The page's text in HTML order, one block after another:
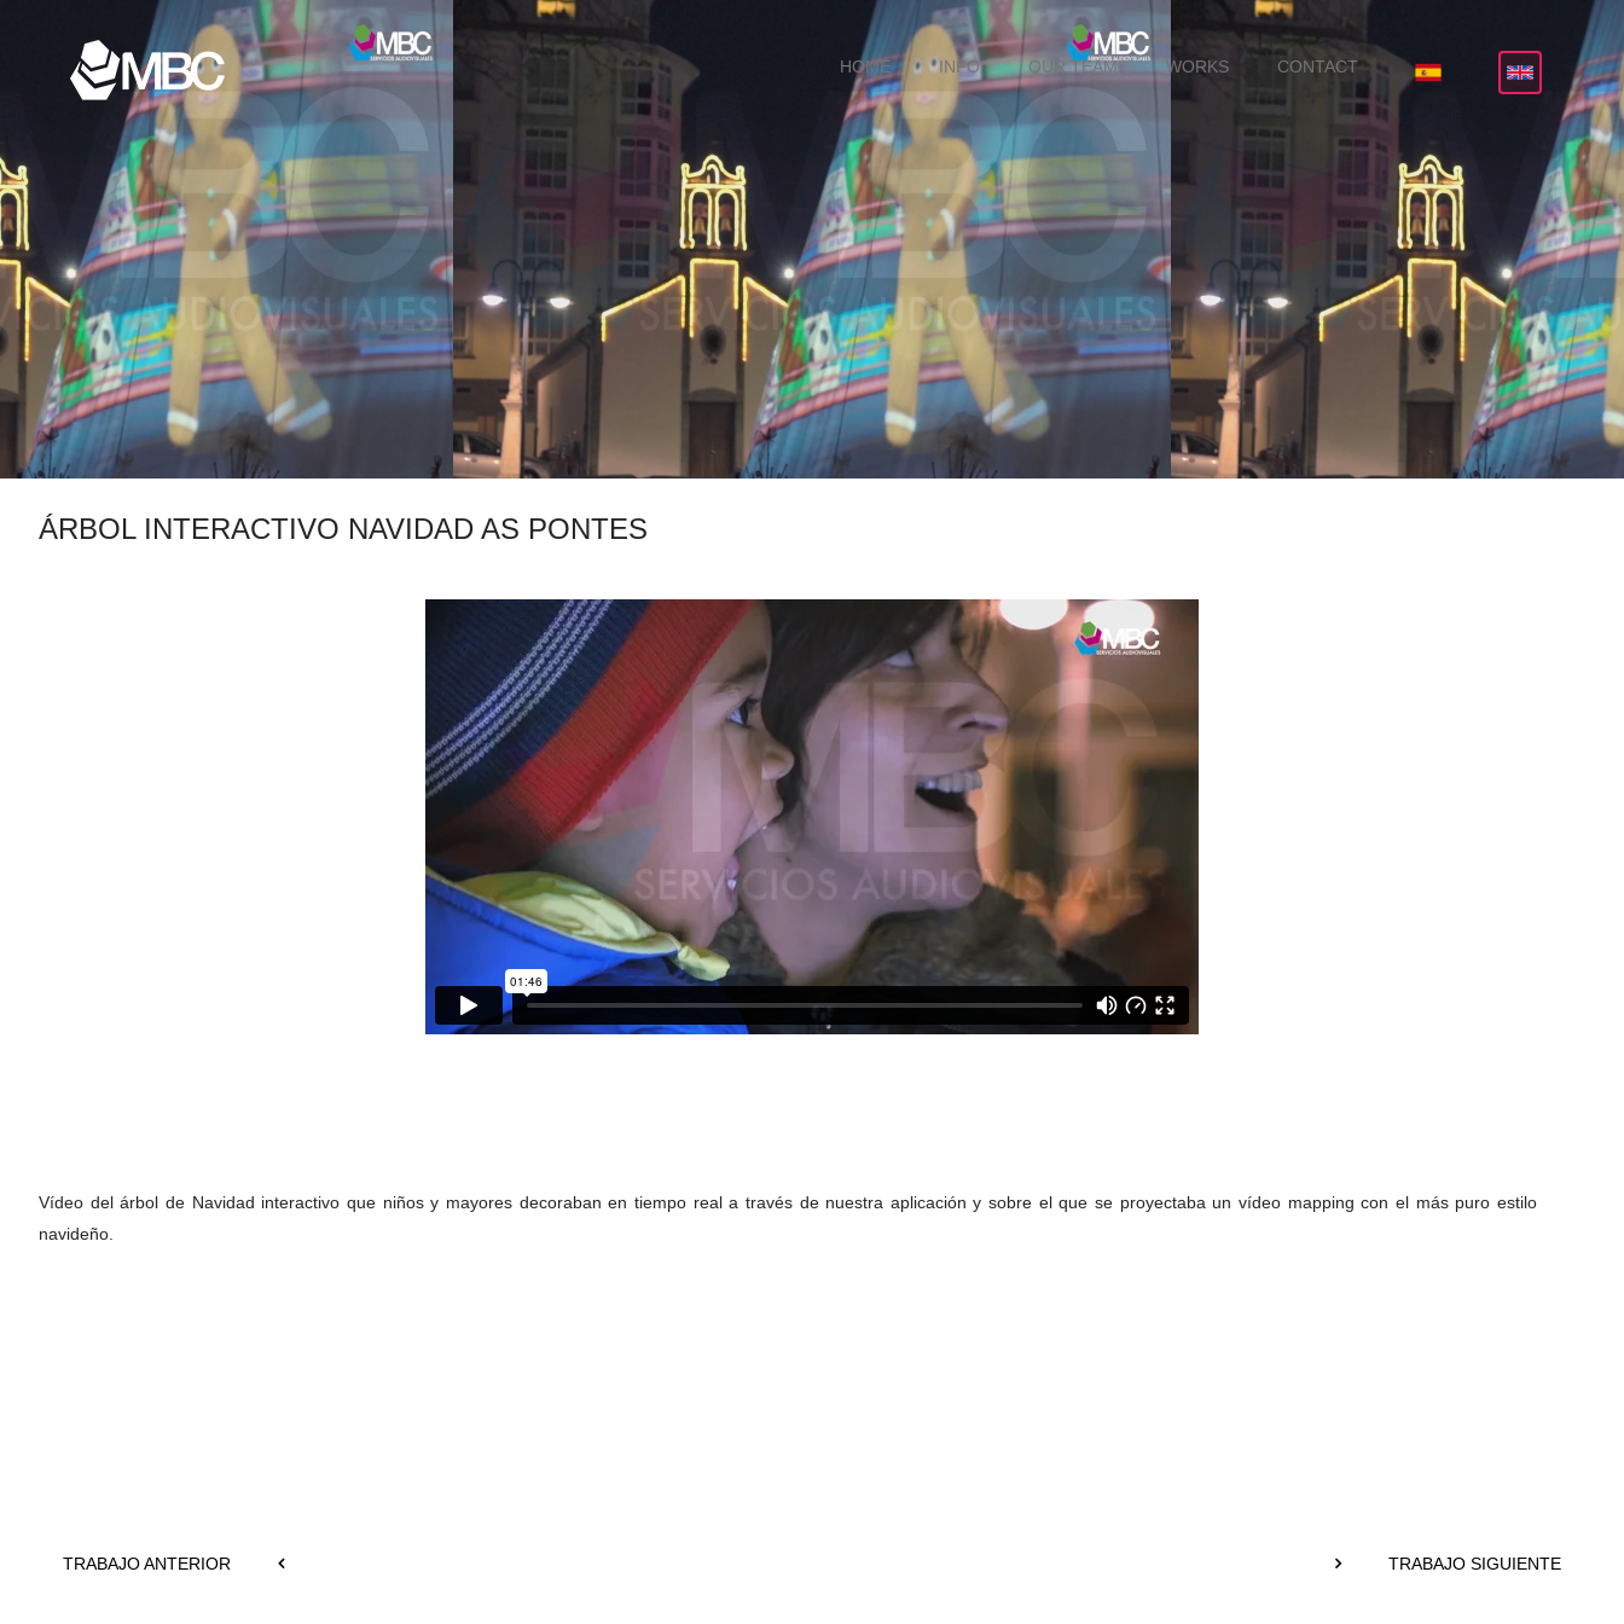
HOME INFO OUR TEAM WORKS CONTACT
ÁRBOL INTERACTIVO NAVIDAD AS PONTES
Vídeo del árbol de Navidad interactivo que niños y mayores decoraban en tiempo real a través de nuestra aplicación y sobre el que se proyectaba un vídeo mapping con el más puro estilo
navideño.
TRABAJO ANTERIOR TRABAJO SIGUIENTE